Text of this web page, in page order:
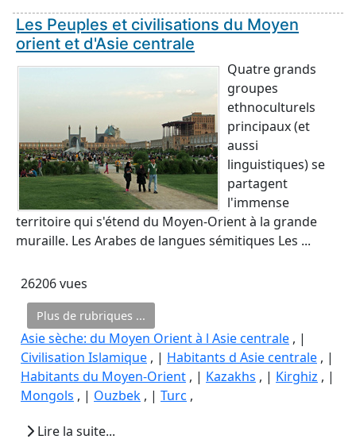
Les Peuples et civilisations du Moyen
orient et d'Asie centrale
Quatre grands
groupes
ethnoculturels
principaux (et
aussi
linguistiques) se
partagent
l'immense
territoire qui s'étend du Moyen-Orient à la grande
muraille. Les Arabes de langues sémitiques Les ...
26206 vues
Plus de rubriques ...
Asie sèche: du Moyen Orient à l Asie centrale , |
Civilisation Islamique , | Habitants d Asie centrale , |
Habitants du Moyen-Orient , | Kazakhs , | Kirghiz , |
Mongols , | Ouzbek , | Turc ,
Lire la suite...